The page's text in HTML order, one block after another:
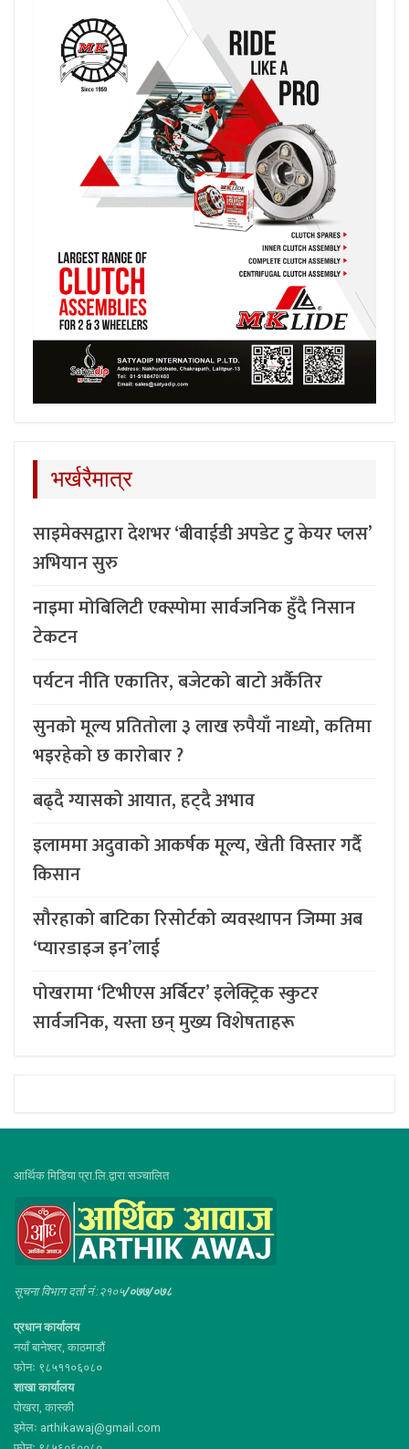
भर्खरैमात्र
साइमेक्सद्वारा देशभर ‘बीवाईडी अपडेट टु केयर प्लस’
अभियान सुरु
नाइमा मोबिलिटी एक्स्पोमा सार्वजनिक हुँदै निसान
टेकटन
पर्यटन नीति एकातिर, बजेटको बाटो अर्कैतिर
सुनको मूल्य प्रतितोला ३ लाख रुपैयाँ नाध्यो, कतिमा
भइरहेको छ कारोबार ?
बढ्दै ग्यासको आयात, हट्दै अभाव
इलाममा अदुवाको आकर्षक मूल्य, खेती विस्तार गर्दै
किसान
सौरहाको बाटिका रिसोर्टको व्यवस्थापन जिम्मा अब
‘प्यारडाइज इन’लाई
पोखरामा ‘टिभीएस अर्बिटर’ इलेक्ट्रिक स्कुटर
सार्वजनिक, यस्ता छन् मुख्य विशेषताहरू
आर्थिक मिडिया प्रा.लि.द्वारा सञ्चालित
सूचना विभाग दर्ता नं :२१०५/०७७/०७८
प्रधान कार्यालय
नयाँ बानेश्वर, काठमाडौं
फोनः ९८५११०६०८०
शाखा कार्यालय
पोखरा, कास्की
इमेलः arthikawaj@gmail.com